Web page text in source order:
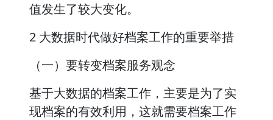
值发生了较大变化。
2 大数据时代做好档案工作的重要举措
（一）要转变档案服务观念
基于大数据的档案工作，主要是为了实
现档案的有效利用，这就需要档案工作